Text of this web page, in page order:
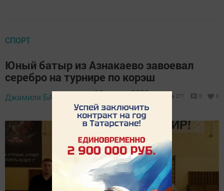
СПОРТ
Юный батыр из Азнакаево завоевал
серебро на турнире по корэш
Джамиля БАЙРАМОВА,
16 марта 2026 -
11:19
271 0 0